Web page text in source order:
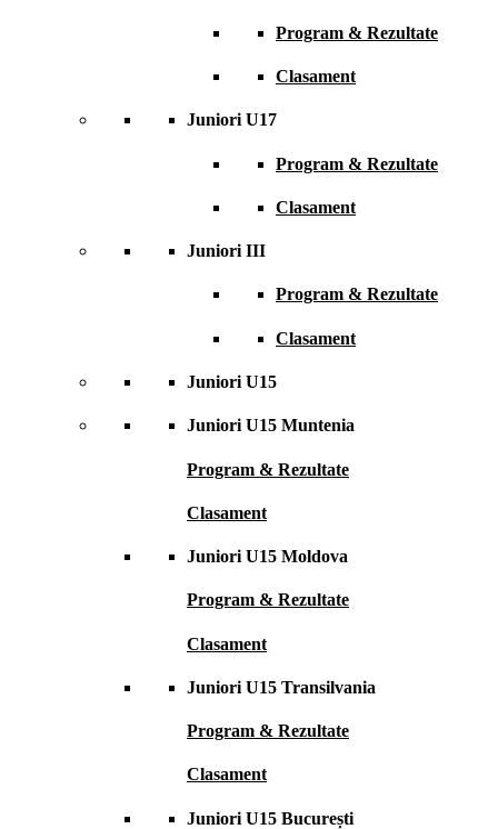
Program & Rezultate
Clasament
Juniori U17
Program & Rezultate
Clasament
Juniori III
Program & Rezultate
Clasament
Juniori U15
Juniori U15 Muntenia
Program & Rezultate
Clasament
Juniori U15 Moldova
Program & Rezultate
Clasament
Juniori U15 Transilvania
Program & Rezultate
Clasament
Juniori U15 București